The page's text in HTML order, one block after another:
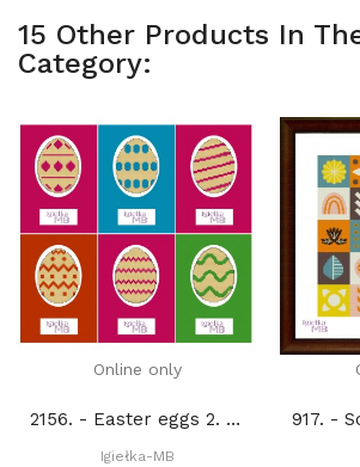
15 Other Products In
Category:
Online only
2156. - Easter eggs 2. (PDF)
Igiełka-MB